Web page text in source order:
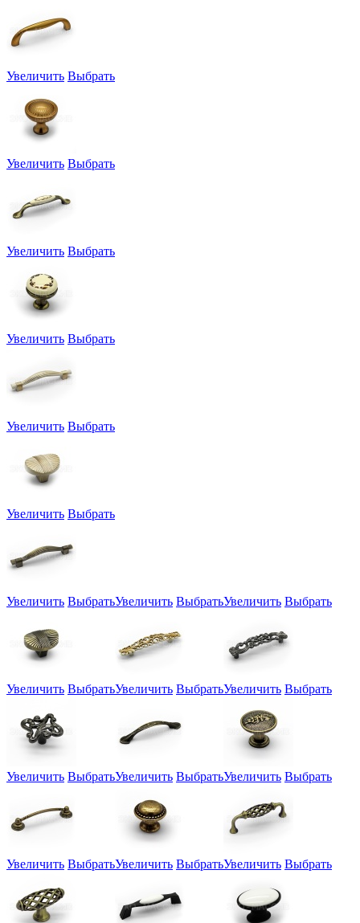
Увеличить Выбрать
Увеличить Выбрать
Увеличить Выбрать
Увеличить Выбрать
Увеличить Выбрать
Увеличить Выбрать
Увеличить ВыбратьУвеличить ВыбратьУвеличить Выбрать
Увеличить ВыбратьУвеличить ВыбратьУвеличить Выбрать
Увеличить ВыбратьУвеличить ВыбратьУвеличить Выбрать
Увеличить ВыбратьУвеличить ВыбратьУвеличить Выбрать